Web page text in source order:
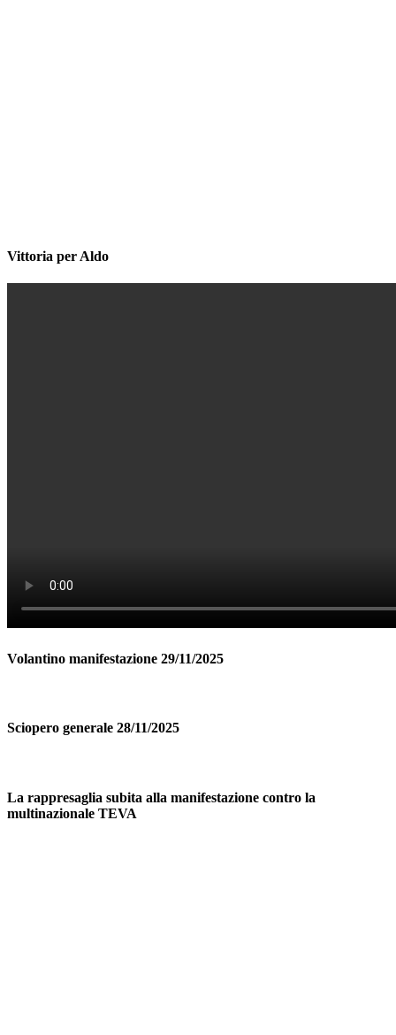
Vittoria per Aldo
Volantino manifestazione 29/11/2025
Sciopero generale 28/11/2025
La rappresaglia subita alla manifestazione contro la
multinazionale TEVA